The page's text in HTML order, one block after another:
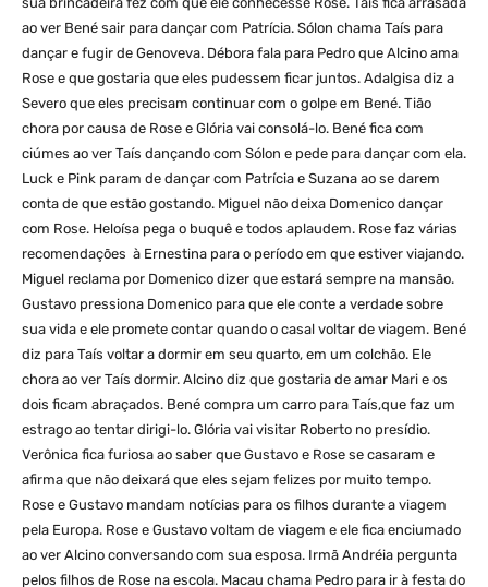
ao ver Bené sair para dançar com Patrícia. Sólon chama Taís para
dançar e fugir de Genoveva. Débora fala para Pedro que Alcino ama
Rose e que gostaria que eles pudessem ficar juntos. Adalgisa diz a
Severo que eles precisam continuar com o golpe em Bené. Tião
chora por causa de Rose e Glória vai consolá-lo. Bené fica com
ciúmes ao ver Taís dançando com Sólon e pede para dançar com ela.
Luck e Pink param de dançar com Patrícia e Suzana ao se darem
conta de que estão gostando. Miguel não deixa Domenico dançar
com Rose. Heloísa pega o buquê e todos aplaudem. Rose faz várias
recomendações à Ernestina para o período em que estiver viajando.
Miguel reclama por Domenico dizer que estará sempre na mansão.
Gustavo pressiona Domenico para que ele conte a verdade sobre
sua vida e ele promete contar quando o casal voltar de viagem. Bené
diz para Taís voltar a dormir em seu quarto, em um colchão. Ele
chora ao ver Taís dormir. Alcino diz que gostaria de amar Mari e os
dois ficam abraçados. Bené compra um carro para Taís,que faz um
estrago ao tentar dirigi-lo. Glória vai visitar Roberto no presídio.
Verônica fica furiosa ao saber que Gustavo e Rose se casaram e
afirma que não deixará que eles sejam felizes por muito tempo.
Rose e Gustavo mandam notícias para os filhos durante a viagem
pela Europa. Rose e Gustavo voltam de viagem e ele fica enciumado
ao ver Alcino conversando com sua esposa. Irmã Andréia pergunta
pelos filhos de Rose na escola. Macau chama Pedro para ir à festa do